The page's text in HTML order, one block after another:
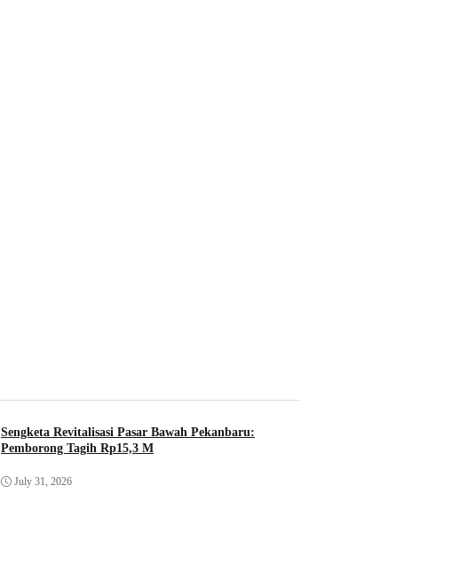
Sengketa Revitalisasi Pasar Bawah Pekanbaru:
Pemborong Tagih Rp15,3 M
July 31, 2026